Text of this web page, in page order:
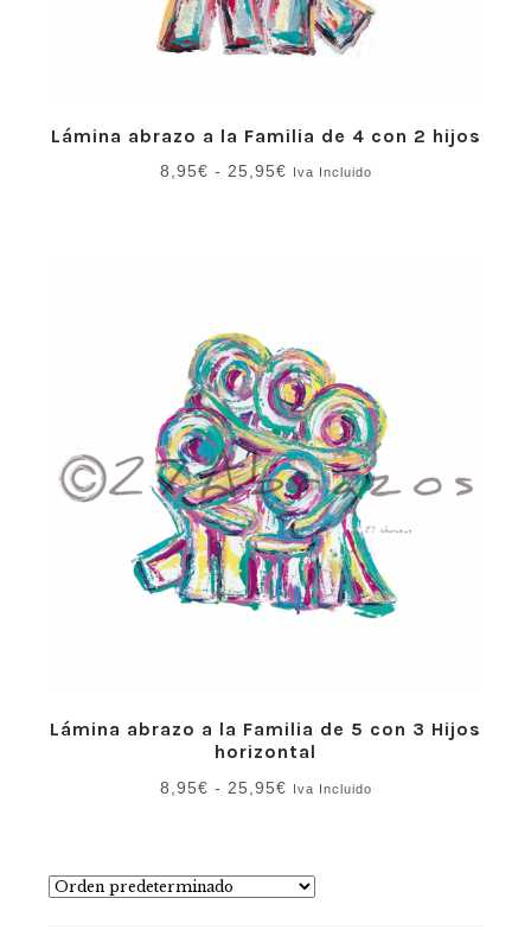
Lámina abrazo a la Familia de 4 con 2 hijos
8,95€ - 25,95€Rango
Iva Incluido
Lámina abrazo a la Familia de 5 con 3 Hijos
horizontal
8,95€ - 25,95€Rango
desde
8,95€
Iva Incluido